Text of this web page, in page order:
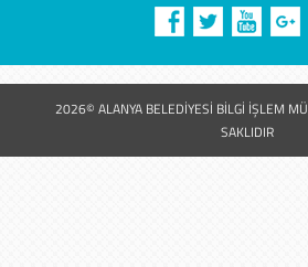
2026© ALANYA BELEDİYESİ BİLGİ İŞLEM
SAKLIDIR